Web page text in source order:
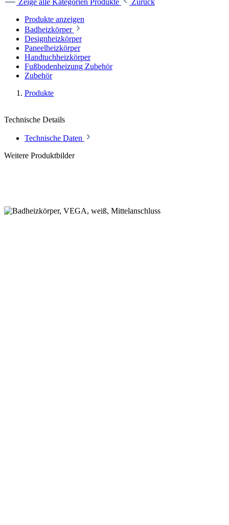
Zeige alle Kategorien Produkte
Zurück
Produkte anzeigen
Badheizkörper
Designheizkörper
Paneelheizkörper
Handtuchheizkörper
Fußbodenheizung Zubehör
Zubehör
Produkte
Technische Details
Technische Daten
Weitere Produktbilder